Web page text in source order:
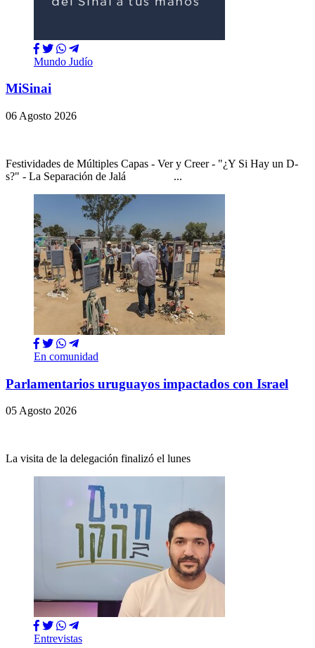
Mundo Judío
MiSinai
06 Agosto 2026
Festividades de Múltiples Capas - Ver y Creer - "¿Y Si Hay un D-
s?" - La Separación de Jalá ...
En comunidad
Parlamentarios uruguayos impactados con Israel
05 Agosto 2026
La visita de la delegación finalizó el lunes
Entrevistas